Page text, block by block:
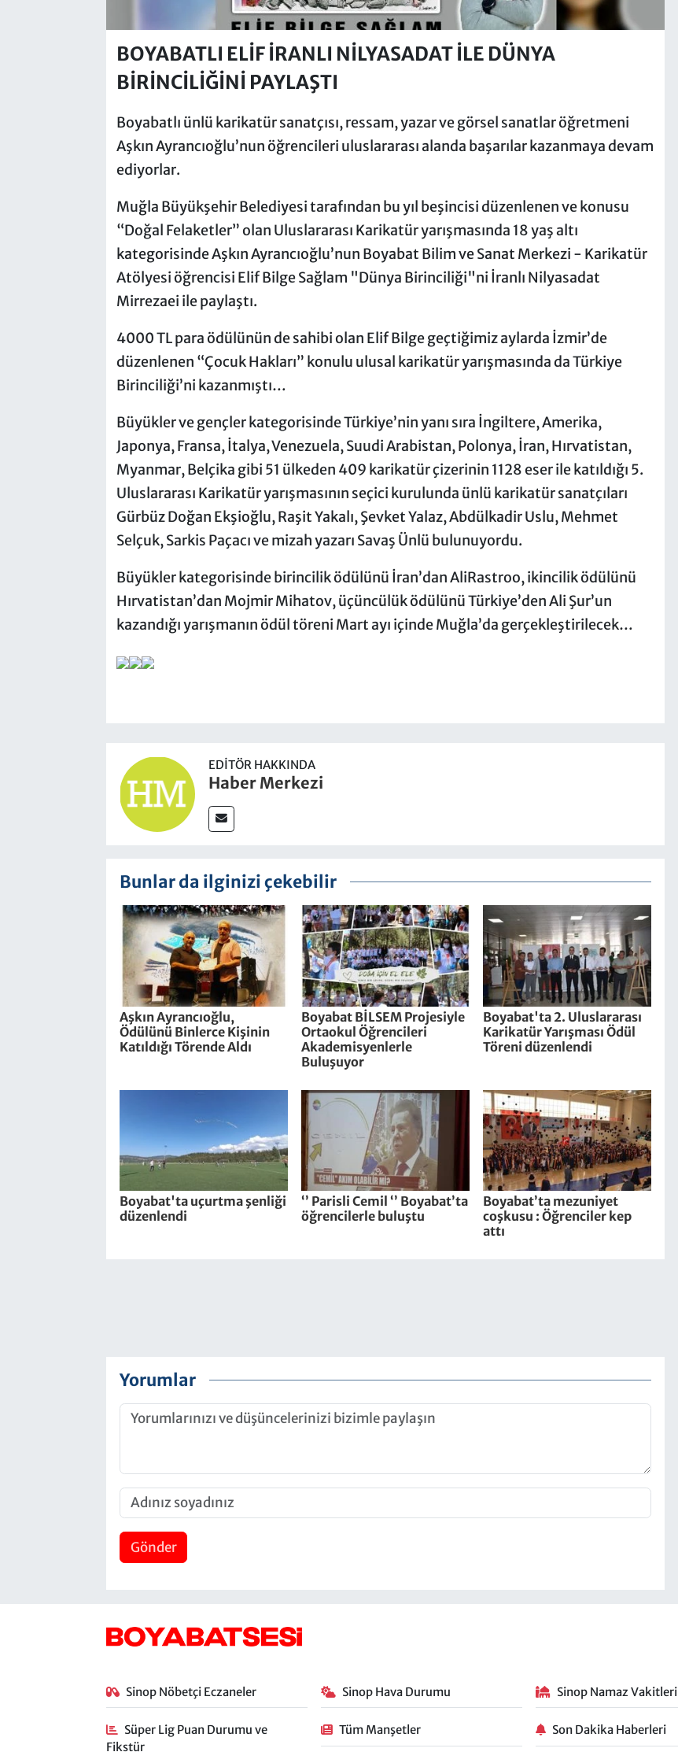
BOYABATLI ELİF İRANLI NİLYASADAT İLE DÜNYA
BİRİNCİLİĞİNİ PAYLAŞTI
Boyabatlı ünlü karikatür sanatçısı, ressam, yazar ve görsel sanatlar öğretmeni
Aşkın Ayrancıoğlu’nun öğrencileri uluslararası alanda başarılar kazanmaya devam
ediyorlar.
Muğla Büyükşehir Belediyesi tarafından bu yıl beşincisi düzenlenen ve konusu
“Doğal Felaketler” olan Uluslararası Karikatür yarışmasında 18 yaş altı
kategorisinde Aşkın Ayrancıoğlu’nun Boyabat Bilim ve Sanat Merkezi - Karikatür
Atölyesi öğrencisi Elif Bilge Sağlam "Dünya Birinciliği"ni İranlı Nilyasadat
Mirrezaei ile paylaştı.
4000 TL para ödülünün de sahibi olan Elif Bilge geçtiğimiz aylarda İzmir’de
düzenlenen “Çocuk Hakları” konulu ulusal karikatür yarışmasında da Türkiye
Birinciliği’ni kazanmıştı…
Büyükler ve gençler kategorisinde Türkiye’nin yanı sıra İngiltere, Amerika,
Japonya, Fransa, İtalya, Venezuela, Suudi Arabistan, Polonya, İran, Hırvatistan,
Myanmar, Belçika gibi 51 ülkeden 409 karikatür çizerinin 1128 eser ile katıldığı 5.
Uluslararası Karikatür yarışmasının seçici kurulunda ünlü karikatür sanatçıları
Gürbüz Doğan Ekşioğlu, Raşit Yakalı, Şevket Yalaz, Abdülkadir Uslu, Mehmet
Selçuk, Sarkis Paçacı ve mizah yazarı Savaş Ünlü bulunuyordu.
Büyükler kategorisinde birincilik ödülünü İran’dan AliRastroo, ikincilik ödülünü
Hırvatistan’dan Mojmir Mihatov, üçüncülük ödülünü Türkiye’den Ali Şur’un
kazandığı yarışmanın ödül töreni Mart ayı içinde Muğla’da gerçekleştirilecek…
EDITÖR HAKKINDA
Haber Merkezi
Bunlar da ilginizi çekebilir
Aşkın Ayrancıoğlu,
Ödülünü Binlerce Kişinin
Katıldığı Törende Aldı
Boyabat BİLSEM Projesiyle
Ortaokul Öğrencileri
Akademisyenlerle
Buluşuyor
Boyabat'ta 2. Uluslararası
Karikatür Yarışması Ödül
Töreni düzenlendi
Boyabat'ta uçurtma şenliği
düzenlendi
‘’ Parisli Cemil ‘’ Boyabat’ta
öğrencilerle buluştu
Boyabat’ta mezuniyet
coşkusu : Öğrenciler kep
attı
Yorumlar
Gönder
Sinop Nöbetçi Eczaneler Sinop Hava Durumu Sinop Namaz Vakitleri
Süper Lig Puan Durumu ve
Fikstür
Tüm Manşetler Son Dakika Haberleri